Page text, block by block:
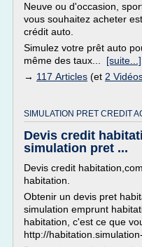
Neuve ou d'occasion,
vous souhaitez acheter
crédit auto.
Simulez votre prêt auto
même des taux... [suite...]
→ 117 Articles (et 2
SIMULATION PRET CREDIT
Devis credit
simulation pret ...
Devis credit
habitation.
Obtenir un devis pret
simulation emprunt
habitation, c'est ce que
http://